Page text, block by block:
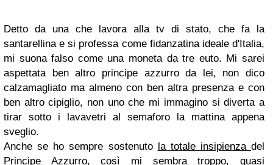
Detto da una che lavora alla tv di stato, che fa la
santarellina e si professa come fidanzatina ideale d'Italia,
mi suona falso come una moneta da tre euto. Mi sarei
aspettata ben altro principe azzurro da lei, non dico
calzamagliato ma almeno con ben altra presenza e con
ben altro cipiglio, non uno che mi immagino si diverta a
tirar sotto i lavavetri al semaforo la mattina appena
sveglio.
Anche se ho sempre sostenuto la totale insipienza del
Principe Azzurro, così mi sembra troppo, quasi